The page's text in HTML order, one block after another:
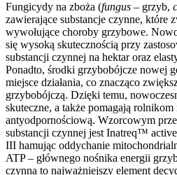
Fungicydy na zboża (fungus – grzyb,
zawierające substancje czynne, które
wywołujące choroby grzybowe.
się wysoką skutecznością przy
substancji czynnej na hektar oraz
Ponadto, środki grzybobójcze nowej
miejsce działania, co znacząco
grzybobójczą. Dzięki temu,
skuteczne, a także pomagają
antyodpornościową. Wzorcowym
substancji czynnej jest Inatreq™
III hamując oddychanie
ATP – głównego nośnika energii
czynna to najważniejszy element